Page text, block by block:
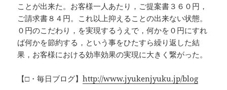
ことが出来た。お客様一人あたり，ご提案書３６０円，
ご請求書８４円。これ以上抑えることの出来ない状態。
０円のこだわり，を実現するうえで，何かを０円にすれ
ば何かを節約する，という事をひたすら繰り返した結
果，お客様における効率効果の実現に大きく繋がった。
【□・毎日ブログ】http://www.jyukenjyuku.jp/blog